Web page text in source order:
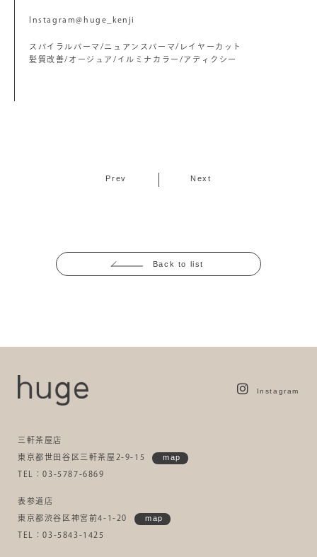
Instagram@huge_kenji
スパイラルパーマ/ニュアンスパーマ/レイヤーカット
髪質改善/オージュア/イルミナカラー/アディクシー
Prev Next
Back to list
Instagram
三軒茶屋店
東京都世田谷区三軒茶屋2-9-15 map
TEL：03-5787-6869
表参道店
東京都渋谷区神宮前4-1-20 map
TEL：03-5843-1425